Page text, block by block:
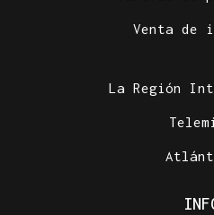
Venta de
La Región